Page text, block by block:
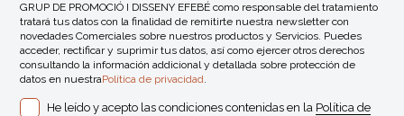
GRUP DE PROMOCIÓ I DISSENY EFEBÉ como responsable del tratamiento
tratará tus datos con la finalidad de remitirte nuestra newsletter con
novedades Comerciales sobre nuestros productos y Servicios. Puedes
acceder, rectificar y suprimir tus datos, así como ejercer otros derechos
consultando la información addicional y detallada sobre protección de
datos en nuestraPolítica de privacidad.
He leído y acepto las condiciones contenidas en la Política de